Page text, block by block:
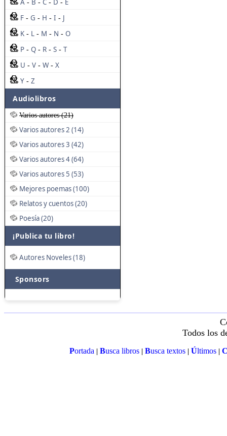
A - B - C - D - E
F - G - H - I - J
K - L - M - N - O
P - Q - R - S - T
U - V - W - X
Y - Z
Audiolibros
Varios autores (21)
Varios autores 2 (14)
Varios autores 3 (42)
Varios autores 4 (64)
Varios autores 5 (53)
Mejores poemas (100)
Relatos y cuentos (20)
Poesía (20)
¡Publica tu libro!
Autores Noveles (18)
Sponsors
Todos los
Portada| Busca libros| Busca textos| Últimos|